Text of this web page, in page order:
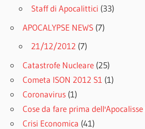
Staff di Apocalittici (33)
APOCALYPSE NEWS (7)
21/12/2012 (7)
Catastrofe Nucleare (25)
Cometa ISON 2012 S1 (1)
Coronavirus (1)
Cose da fare prima dell'Apocalisse
Crisi Economica (41)